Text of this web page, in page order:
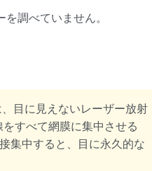
調べていません。
目に見えないレーザー放射
すべて網膜に集中させる
集中すると、目に永久的な